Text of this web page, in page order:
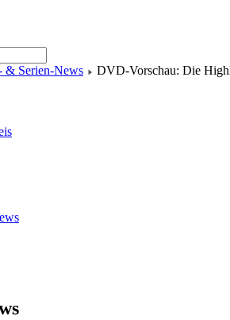
& Serien-News DVD-Vorschau: Die